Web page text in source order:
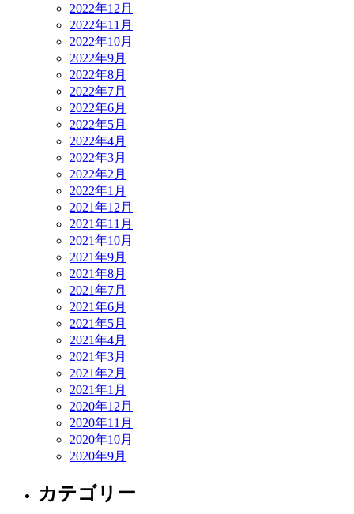
2022年12月
2022年11月
2022年10月
2022年9月
2022年8月
2022年7月
2022年6月
2022年5月
2022年4月
2022年3月
2022年2月
2022年1月
2021年12月
2021年11月
2021年10月
2021年9月
2021年8月
2021年7月
2021年6月
2021年5月
2021年4月
2021年3月
2021年2月
2021年1月
2020年12月
2020年11月
2020年10月
2020年9月
カテゴリー